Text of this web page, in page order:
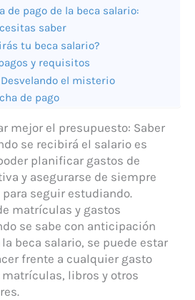
de pago de la beca salario:
saber
tu beca salario?
y requisitos
el misterio
de pago
mejor el presupuesto: Saber
se recibirá el salario es
planificar gastos de
y asegurarse de siempre
seguir estudiando.
matrículas y gastos
se sabe con anticipación
beca salario, se puede estar
frente a cualquier gasto
libros y otros